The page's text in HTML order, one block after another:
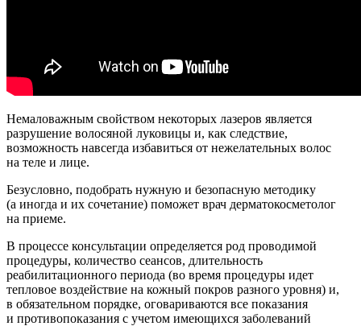
Немаловажным свойством некоторых лазеров является
разрушение волосяной луковицы и, как следствие,
возможность навсегда избавиться от нежелательных волос
на теле и лице.
Безусловно, подобрать нужную и безопасную методику
(а иногда и их сочетание) поможет врач дерматокосметолог
на приеме.
В процессе консультации определяется род проводимой
процедуры, количество сеансов, длительность
реабилитационного периода (во время процедуры идет
тепловое воздействие на кожный покров разного уровня) и,
в обязательном порядке, оговариваются все показания
и противопоказания с учетом имеющихся заболеваний